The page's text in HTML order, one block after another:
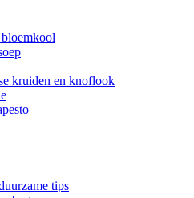
kruiden en knoflook
tips